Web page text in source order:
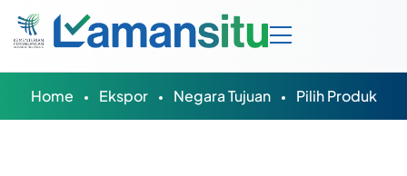
Home Ekspor Negara Tujuan Pilih Produk